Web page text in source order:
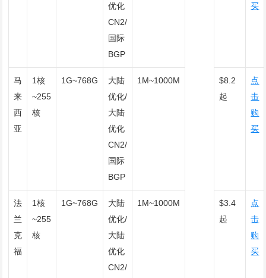
优化
CN2/
国际
BGP
买
马
来
西
亚
1核
~255
核
1G~768G
大陆
优化/
大陆
优化
CN2/
国际
BGP
1M~1000M
$8.2
起
点
击
购
买
法
兰
克
福
1核
~255
核
1G~768G
大陆
优化/
大陆
优化
CN2/
1M~1000M
$3.4
起
点
击
购
买